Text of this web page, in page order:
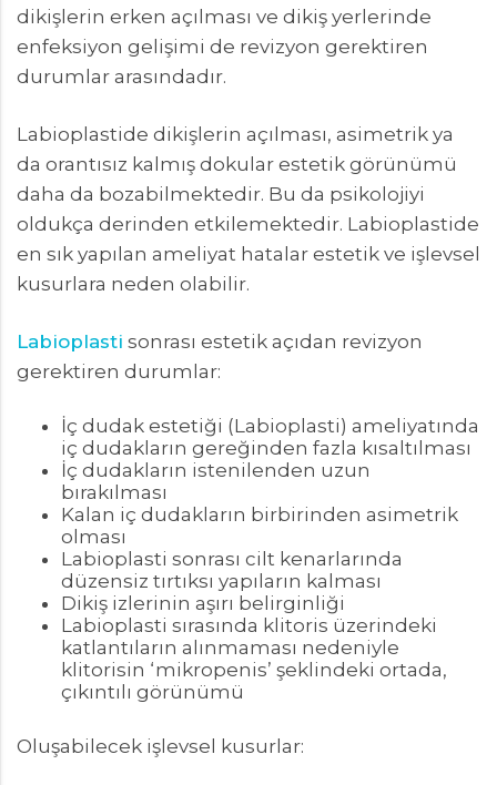
dikişlerin erken açılması ve dikiş yerlerinde
enfeksiyon gelişimi de revizyon gerektiren
durumlar arasındadır.
Labioplastide dikişlerin açılması, asimetrik ya
da orantısız kalmış dokular estetik görünümü
daha da bozabilmektedir. Bu da psikolojiyi
oldukça derinden etkilemektedir. Labioplastide
en sık yapılan ameliyat hatalar estetik ve işlevsel
kusurlara neden olabilir.
Labioplasti sonrası estetik açıdan revizyon
gerektiren durumlar:
İç dudak estetiği (Labioplasti) ameliyatında
iç dudakların gereğinden fazla kısaltılması
İç dudakların istenilenden uzun
bırakılması
Kalan iç dudakların birbirinden asimetrik
olması
Labioplasti sonrası cilt kenarlarında
düzensiz tırtıksı yapıların kalması
Dikiş izlerinin aşırı belirginliği
Labioplasti sırasında klitoris üzerindeki
katlantıların alınmaması nedeniyle
klitorisin ‘mikropenis’ şeklindeki ortada,
çıkıntılı görünümü
Oluşabilecek işlevsel kusurlar: